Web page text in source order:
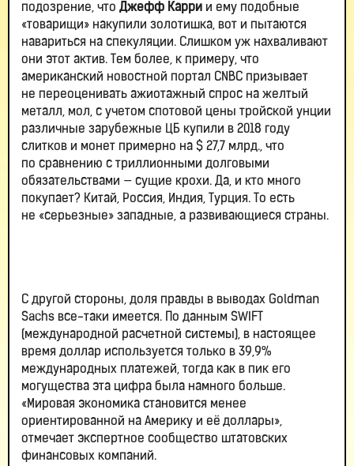
подозрение, что Джефф Карри и ему подобные
«товарищи» накупили золотишка, вот и пытаются
навариться на спекуляции. Слишком уж нахваливают
они этот актив. Тем более, к примеру, что
американский новостной портал CNBC призывает
не переоценивать ажиотажный спрос на желтый
металл, мол, с учетом спотовой цены тройской унции
различные зарубежные ЦБ купили в 2018 году
слитков и монет примерно на $ 27,7 млрд., что
по сравнению с триллионными долговыми
обязательствами — сущие крохи. Да, и кто много
покупает? Китай, Россия, Индия, Турция. То есть
не «серьезные» западные, а развивающиеся страны.
С другой стороны, доля правды в выводах Goldman
Sachs все-таки имеется. По данным SWIFT
(международной расчетной системы), в настоящее
время доллар используется только в 39,9%
международных платежей, тогда как в пик его
могущества эта цифра была намного больше.
«Мировая экономика становится менее
ориентированной на Америку и её доллары»,
отмечает экспертное сообщество штатовских
финансовых компаний.